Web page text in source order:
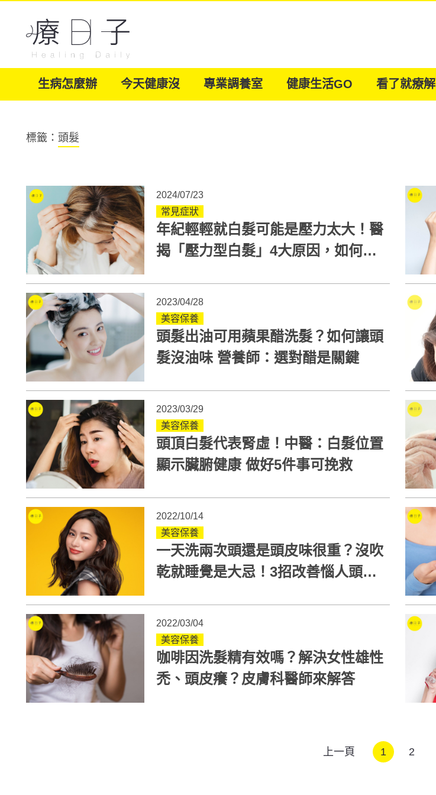
生病怎麼辦 今天健康沒 專業調養室 健康生活GO 看了就療解
標籤： 頭髮
2024/07/23
常見症狀
年紀輕輕就白髮可能是壓力太大！醫
揭「壓力型白髮」4大原因，如何改
2023/04/28
美容保養
頭髮出油可用蘋果醋洗髮？如何讓頭
髮沒油味 營養師：選對醋是關鍵
2023/03/29
美容保養
頭頂白髮代表腎虛！中醫：白髮位置
顯示臟腑健康 做好5件事可挽救
2022/10/14
美容保養
一天洗兩次頭還是頭皮味很重？沒吹
乾就睡覺是大忌！3招改善惱人頭臭
2022/03/04
美容保養
咖啡因洗髮精有效嗎？解決女性雄性
禿、頭皮癢？皮膚科醫師來解答
上一頁 1 2